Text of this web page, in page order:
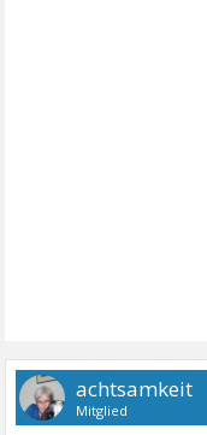
achtsamkeit
Mitglied